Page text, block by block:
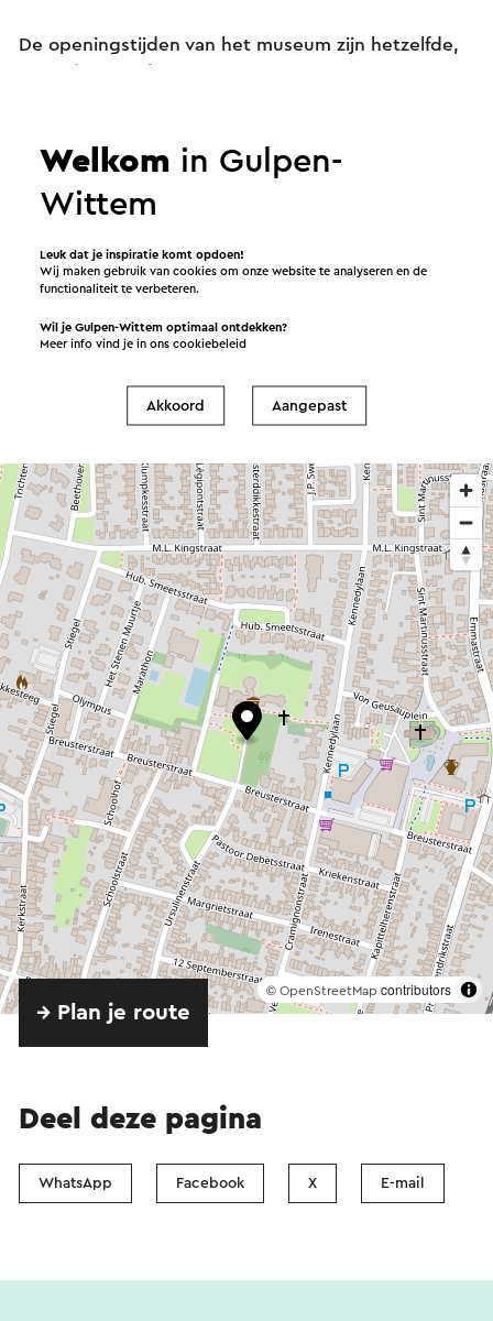
De openingstijden van het museum zijn hetzelfde,
Diensten
Geschenkbonnen
Toeristische boeken, kaarten en gidsen
© OpenStreetMap contributors
→ Plan je route
Deel deze pagina
WhatsApp Facebook X E-mail
Welkom in Gulpen-
Wittem
Leuk dat je inspiratie komt opdoen!
Wij maken gebruik van cookies om onze website te analyseren en de
functionaliteit te verbeteren.
Wil je Gulpen-Wittem optimaal ontdekken?
Meer info vind je in onscookiebeleid
Akkoord Aangepast